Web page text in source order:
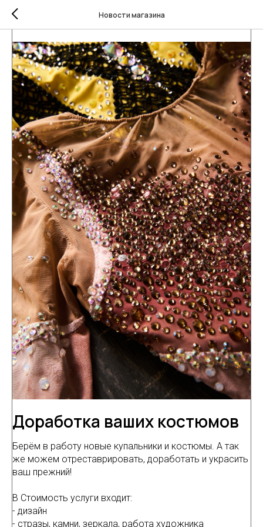
Новости магазина
Доработка ваших костюмов
Берём в работу новые купальники и костюмы. А так
же можем отреставрировать, доработать и украсить
ваш прежний!
В Стоимость услуги входит:
- дизайн
- стразы, камни, зеркала, работа художника